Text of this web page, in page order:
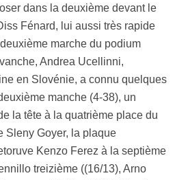
dans la deuxième devant le
Fénard, lui aussi très rapide
marche du podium
Andrea Ucellinni,
en Slovénie, a connu quelques
manche (4-38), un
la tête à la quatrième place du
Sleny Goyer, la plaque
Kenzo Ferez à la septième
treizième ((16/13), Arno